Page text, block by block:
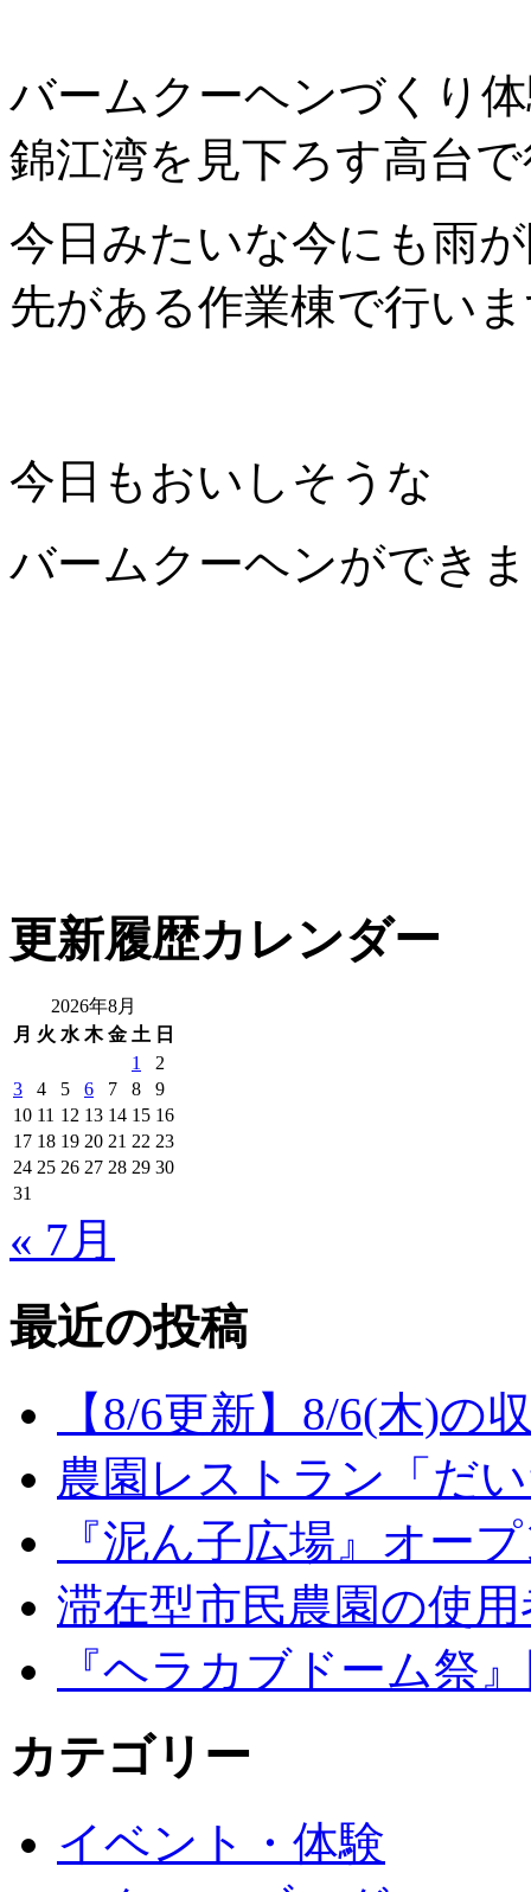
バームクーヘンづくり
錦江湾を見下ろす高台
今日みたいな今にも雨
先がある作業棟で行い
今日もおいしそうな
バームクーヘンができ
更新履歴カレンダー
2026年8月
月 火 水 木 金 土 日
1
2
3
4 5 6 7 8
9
10 11 12 13 14 15 16
17 18 19 20 21 22 23
24 25 26 27 28 29 30
31
« 7月
最近の投稿
【8/6更新】8/6(木)の
農園レストラン「だ
『泥ん子広場』オー
滞在型市民農園の使
『ヘラカブドーム祭
カテゴリー
イベント・体験